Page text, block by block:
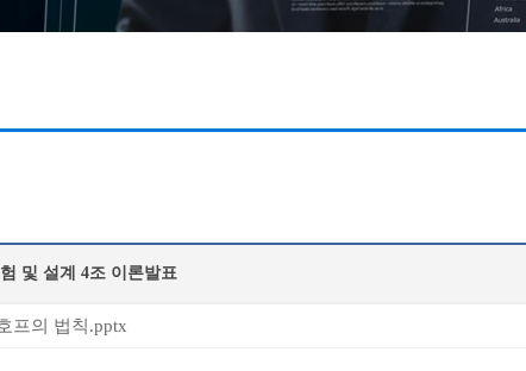
및 설계 4조 이론발표
프의 법칙.pptx